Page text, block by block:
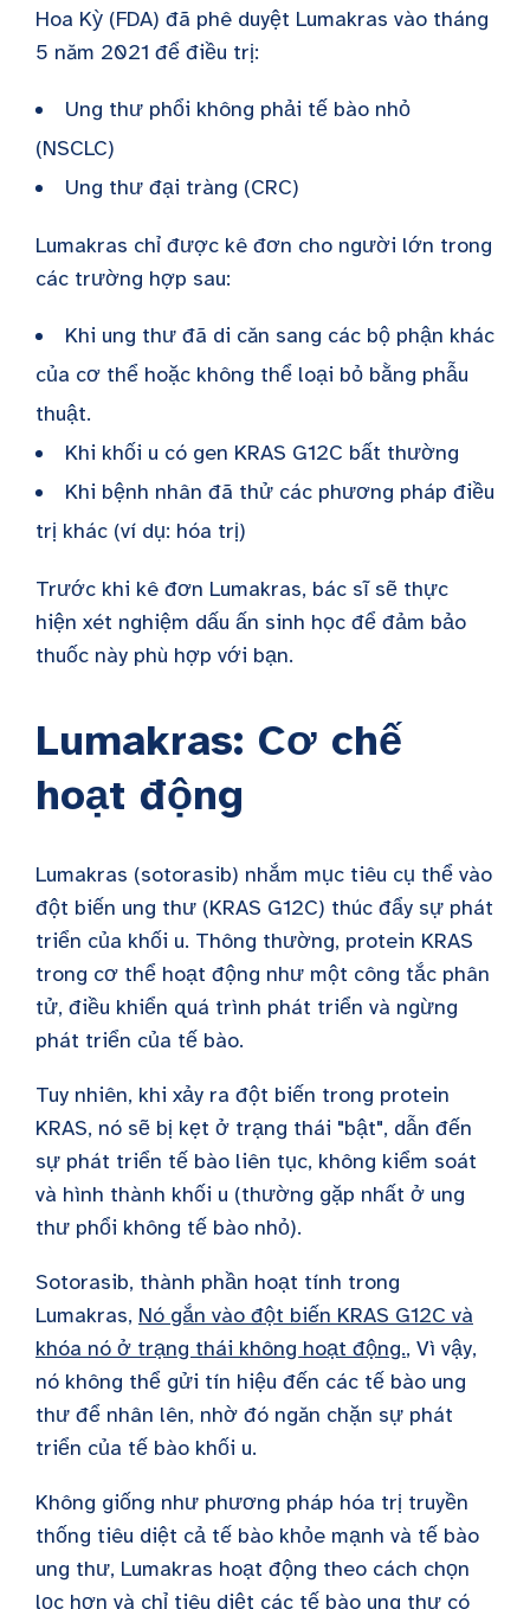
Hoa Kỳ (FDA) đã phê duyệt Lumakras vào tháng
5 năm 2021 để điều trị:
Ung thư phổi không phải tế bào nhỏ
(NSCLC)
Ung thư đại tràng (CRC)
Lumakras chỉ được kê đơn cho người lớn trong
các trường hợp sau:
Khi ung thư đã di căn sang các bộ phận khác
của cơ thể hoặc không thể loại bỏ bằng phẫu
thuật.
Khi khối u có gen KRAS G12C bất thường
Khi bệnh nhân đã thử các phương pháp điều
trị khác (ví dụ: hóa trị)
Trước khi kê đơn Lumakras, bác sĩ sẽ thực
hiện xét nghiệm dấu ấn sinh học để đảm bảo
thuốc này phù hợp với bạn.
Lumakras: Cơ chế
hoạt động
Lumakras (sotorasib) nhắm mục tiêu cụ thể vào
đột biến ung thư (KRAS G12C) thúc đẩy sự phát
triển của khối u. Thông thường, protein KRAS
trong cơ thể hoạt động như một công tắc phân
tử, điều khiển quá trình phát triển và ngừng
phát triển của tế bào.
Tuy nhiên, khi xảy ra đột biến trong protein
KRAS, nó sẽ bị kẹt ở trạng thái "bật", dẫn đến
sự phát triển tế bào liên tục, không kiểm soát
và hình thành khối u (thường gặp nhất ở ung
thư phổi không tế bào nhỏ).
Sotorasib, thành phần hoạt tính trong
Lumakras, Nó gắn vào đột biến KRAS G12C và
khóa nó ở trạng thái không hoạt động., Vì vậy,
nó không thể gửi tín hiệu đến các tế bào ung
thư để nhân lên, nhờ đó ngăn chặn sự phát
triển của tế bào khối u.
Không giống như phương pháp hóa trị truyền
thống tiêu diệt cả tế bào khỏe mạnh và tế bào
ung thư, Lumakras hoạt động theo cách chọn
lọc hơn và chỉ tiêu diệt các tế bào ung thư có